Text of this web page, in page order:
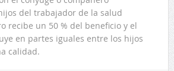
del trabajador de la salud
recibe un 50 % del beneficio y el
en partes iguales entre los hijos
calidad.